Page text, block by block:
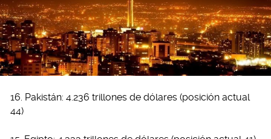
16. Pakistán: 4.236 trillones de dólares (posición actual
44)